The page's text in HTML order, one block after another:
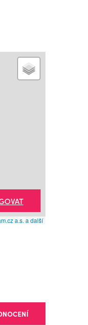
a.s. a další